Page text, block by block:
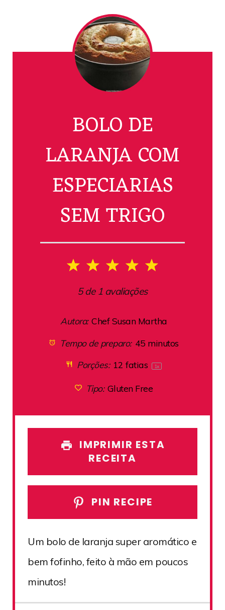
BOLO DE
LARANJA COM
ESPECIARIAS
SEM TRIGO
5
4
Stars
3
Stars
2
Stars
1
Star
5de 1avaliações
Autora: Chef Susan Martha
Tempo de preparo: 45 minutos
Porções: 12 fatias 1x
Tipo: Gluten Free
IMPRIMIR ESTA
RECEITA
PIN RECIPE
Um bolo de laranja super aromático e
bem fofinho, feito à mão em poucos
minutos!